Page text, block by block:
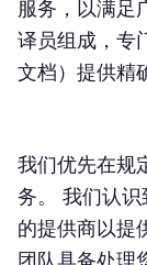
服务，以满足
译员组成，专
文档）提供精
我们优先在规
务。 我们认
的提供商以提
团队具备处理